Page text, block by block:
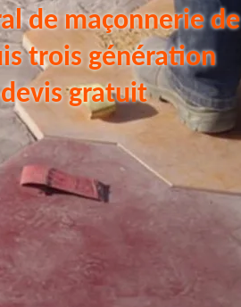
de maçonnerie de
trois génération
gratuit